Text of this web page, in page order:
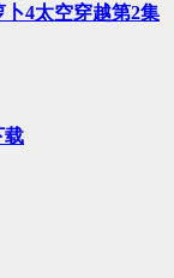
4太空穿越第2集
载